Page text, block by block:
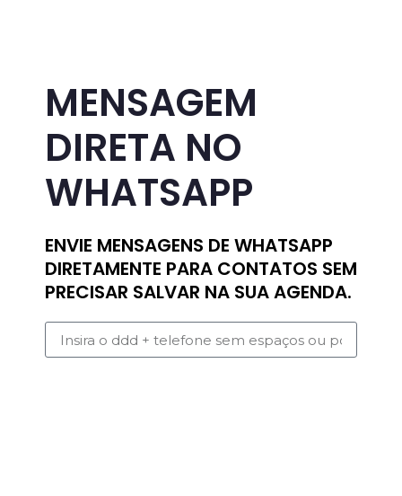
MENSAGEM
DIRETA NO
WHATSAPP
ENVIE MENSAGENS DE WHATSAPP
DIRETAMENTE PARA CONTATOS SEM
PRECISAR SALVAR NA SUA AGENDA.